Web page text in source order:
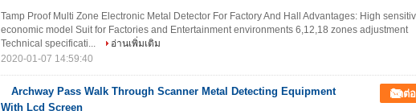
Tamp Proof Multi Zone Electronic Metal Detector For Factory And Hall Advantages: High
economic model Suit for Factories and Entertainment environments 6,12,18 zones adjustment
Technical specificati...
อ่านเพิ่มเติม
2020-01-07 14:59:40
Archway Pass Walk Through Scanner Metal Detecting Equipment
With Lcd Screen
ติดต่อ